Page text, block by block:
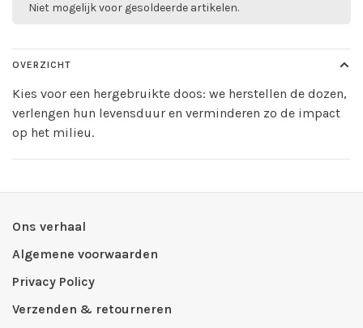
Niet mogelijk voor gesoldeerde artikelen.
OVERZICHT
Kies voor een hergebruikte doos: we herstellen de dozen,
verlengen hun levensduur en verminderen zo de impact
op het milieu.
Ons verhaal
Algemene voorwaarden
Privacy Policy
Verzenden & retourneren